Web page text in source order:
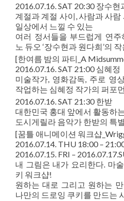
2016.07.16. SAT 20:30 장수현
계절과 계절 사이, 사람과 사
일상에서 느낄 수 있는
여러 정서들을 부드럽게 연
노 듀오 ‘장수현과 원다희’의 작
[한여름 밤의 파티_A
2016.07.16. SAT 21:00 심혜정
미술작가, 영화감독, 주로 영
작업하는 심혜정 작가의 퍼포
2016.07.16. SAT 21:30 한받
대한민국 홍대 앞에서 활동하
도시게릴라 음악가 한받의 특
[꿈틀 애니메이션 워크샵
2016.07.14. THU 18:00 –
2016.07.15. FRI –
내 그림은 내가 요리한다. 마
키 워크샵!
원하는 대로 그리고 원하는
나만의 드로잉 쿠키를 만드는